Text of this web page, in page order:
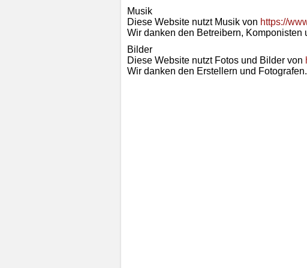
Musik
Diese Website nutzt Musik von https://
Wir danken den Betreibern, Komponisten
Bilder
Diese Website nutzt Fotos und Bilder von
Wir danken den Erstellern und Fotografen.